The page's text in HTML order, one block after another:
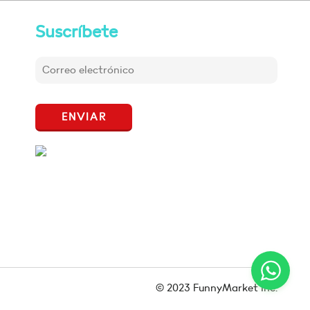
Suscríbete
ENVIAR
© 2023 FunnyMarket Inc.